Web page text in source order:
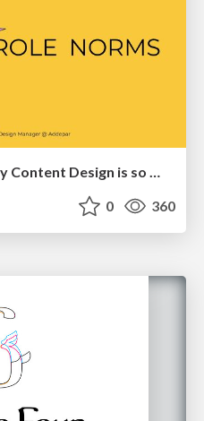
0 360